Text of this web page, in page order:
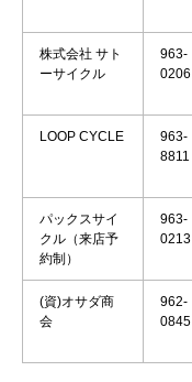
株式会社 サト
ーサイクル
963-
0206
LOOP CYCLE
963-
8811
パックスサイ
クル（来店予
約制）
963-
0213
(資)オサダ商
会
962-
0845